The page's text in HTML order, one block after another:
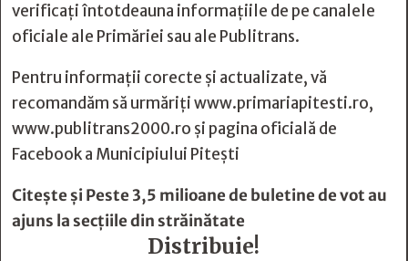
verificați întotdeauna informațiile de pe canalele
oficiale ale Primăriei sau ale Publitrans.
Pentru informații corecte și actualizate, vă
recomandăm să urmăriți www.primariapitesti.ro,
www.publitrans2000.ro și pagina oficială de
Facebook a Municipiului Pitești
Citește șiPeste 3,5 milioane de buletine de vot au
ajuns la secțiile din străinătate
Distribuie!